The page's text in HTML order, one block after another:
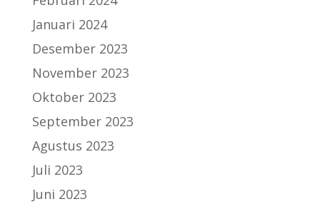
Januari 2024
Desember 2023
November 2023
Oktober 2023
September 2023
Agustus 2023
Juli 2023
Juni 2023